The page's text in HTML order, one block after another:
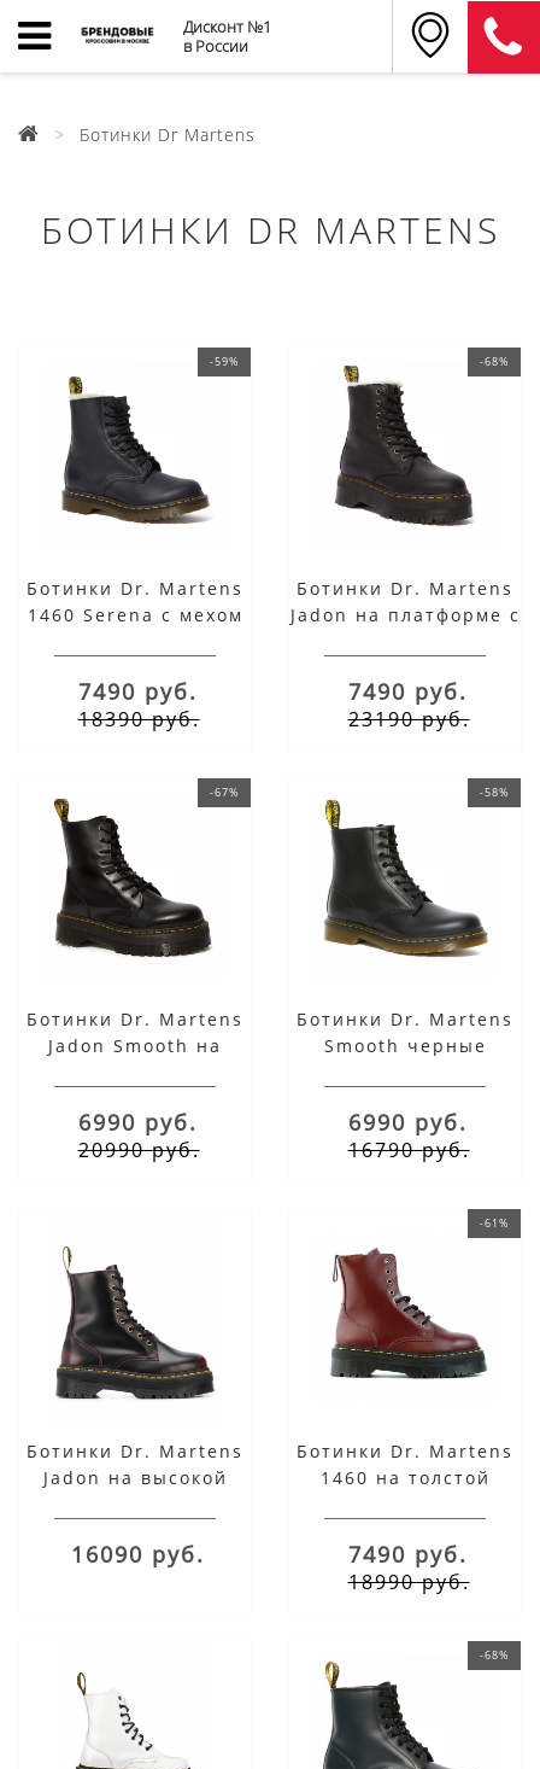
Дисконт №1
в России
Ботинки Dr Martens
БОТИНКИ DR MARTENS
-59%
Ботинки Dr. Martens
1460 Serena с мехом
7490 руб.
18390 руб.
-68%
Ботинки Dr. Martens
Jadon на платформе с
7490 руб.
23190 руб.
-67%
Ботинки Dr. Martens
Jadon Smooth на
6990 руб.
20990 руб.
-58%
Ботинки Dr. Martens
Smooth черные
6990 руб.
16790 руб.
Ботинки Dr. Martens
Jadon на высокой
16090 руб.
-61%
Ботинки Dr. Martens
1460 на толстой
7490 руб.
18990 руб.
-68%